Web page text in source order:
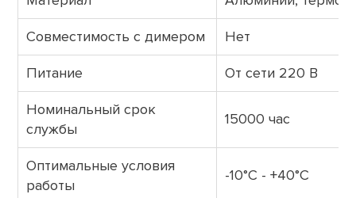
Совместимость с димером Нет
Питание От сети 220 В
Номинальный срок
службы
15000 час
Оптимальные условия
работы
-10°С - +40°С